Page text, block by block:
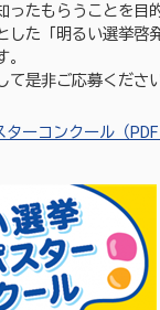
たもらうことを目
した「明るい選挙啓
是非ご応募ください
ーコンクール（